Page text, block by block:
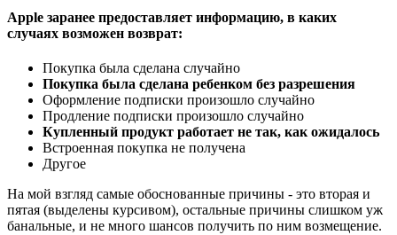
Apple заранее предоставляет информацию, в каких
случаях возможен возврат:
Покупка была сделана случайно
Покупка была сделана ребенком без разрешения
Оформление подписки произошло случайно
Продление подписки произошло случайно
Купленный продукт работает не так, как ожидалось
Встроенная покупка не получена
Другое
На мой взгляд самые обоснованные причины - это вторая и
пятая (выделены курсивом), остальные причины слишком уж
банальные, и не много шансов получить по ним возмещение.